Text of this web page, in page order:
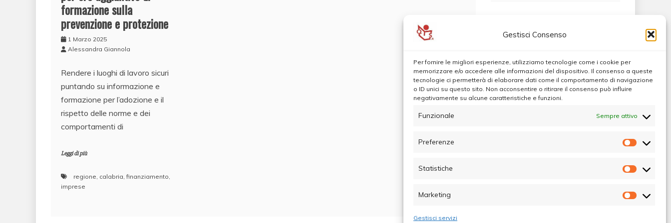
Gestisci Consenso
Per fornire le migliori esperienze, utilizziamo tecnologie come i cookie per
memorizzare e/o accedere alle informazioni del dispositivo. Il consenso a queste
tecnologie ci permetterà di elaborare dati come il comportamento di navigazione
o ID unici su questo sito. Non acconsentire o ritirare il consenso può influire
negativamente su alcune caratteristiche e funzioni.
Funzionale Sempre attivo
Preferenze
Statistiche
Marketing
Gestisci servizi
formazione sulla
prevenzione e protezione
1 Marzo 2025
Alessandra Giannola
Rendere i luoghi di lavoro sicuri
puntando su informazione e
formazione per l’adozione e il
rispetto delle norme e dei
comportamenti di
Leggi di più
regione, calabria,finanziamento,
imprese